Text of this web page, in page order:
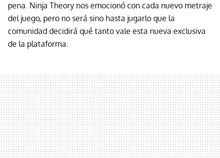
pena. Ninja Theory nos emocionó con cada nuevo metraje
del juego, pero no será sino hasta jugarlo que la
comunidad decidirá qué tanto vale esta nueva exclusiva
de la plataforma.